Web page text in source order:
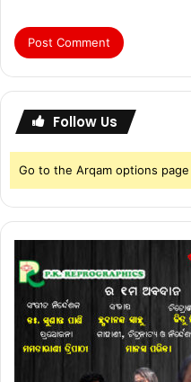
Follow Us
Go to the Arqam options